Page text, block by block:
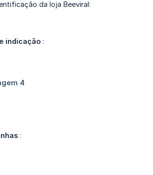
da loja Beeviral:
indicação :
: